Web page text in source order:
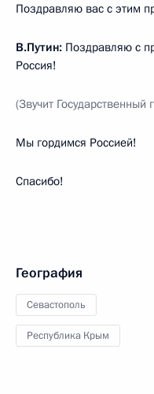
Поздравляю вас с этим
В.Путин: Поздравляю с
Россия!
(Звучит
Мы гордимся Россией!
Спасибо!
География
Севастополь
Республика Крым